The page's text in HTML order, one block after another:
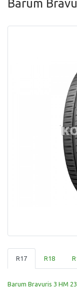
Barum
R17 R18
Barum Bravuris 3 HM